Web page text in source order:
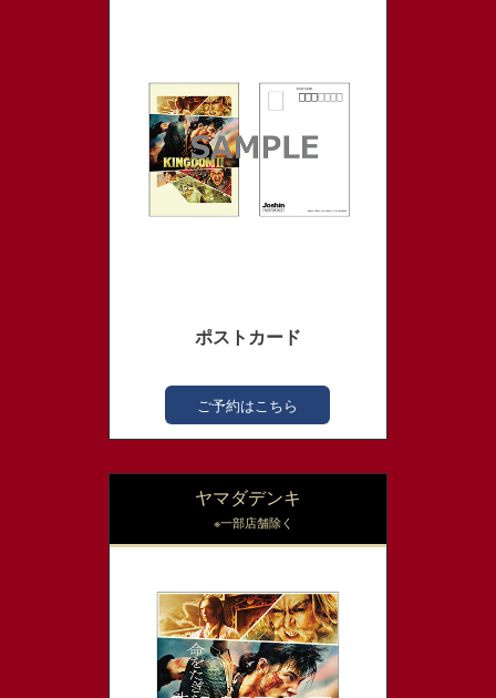
ポストカード
ご予約はこちら
ヤマダデンキ
※一部店舗除く